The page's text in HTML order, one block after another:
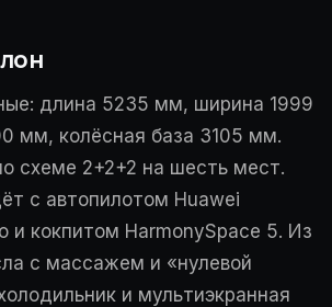
длина 5235 мм, ширина 1999
мм, колёсная база 3105 мм.
схеме 2+2+2 на шесть мест.
с автопилотом Huawei
и кокпитом HarmonySpace 5. Из
с массажем и «нулевой
и мультиэкранная